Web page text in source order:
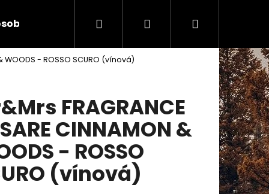
údajů Kontakty
Hledat PřihlášeníNákupní
košík
WOODS - ROSSO SCURO (vínová)
FRAGRANCE
CINNAMON &
- ROSSO
(vínová)